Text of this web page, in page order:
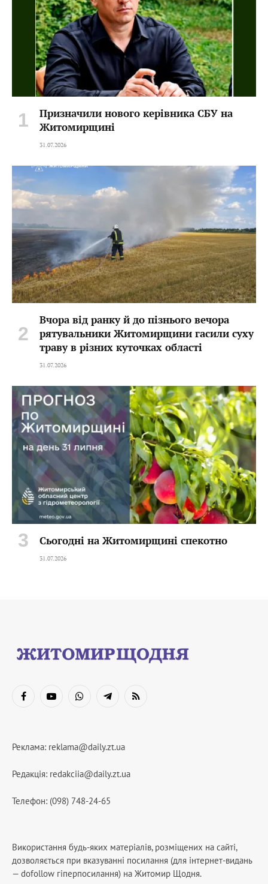
Призначили нового керівника СБУ на
Житомирщині
31.07.2026
Вчора від ранку й до пізнього вечора
рятувальники Житомирщини гасили суху
траву в різних куточках області
31.07.2026
Сьогодні на Житомирщині спекотно
31.07.2026
FacebookYouTubeWhatsAppTelegramRSS
Реклама: reklama@daily.zt.ua
Редакція: redakciia@daily.zt.ua
Телефон: (098) 748-24-65
Використання будь-яких матеріалів, розміщених на сайті,
дозволяється при вказуванні посилання (для інтернет-видань
— dofollow гіперпосилання) на Житомир Щодня.